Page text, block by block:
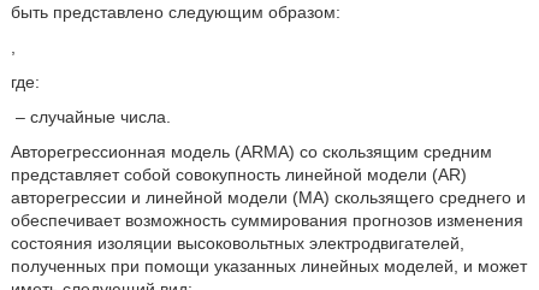
быть представлено следующим образом:
где:
– случайные числа.
Авторегрессионная модель (ARMA) со скользящим средним
представляет собой совокупность линейной модели (AR)
авторегрессии и линейной модели (MA) скользящего среднего и
обеспечивает возможность суммирования прогнозов изменения
состояния изоляции высоковольтных электродвигателей,
полученных при помощи указанных линейных моделей, и может